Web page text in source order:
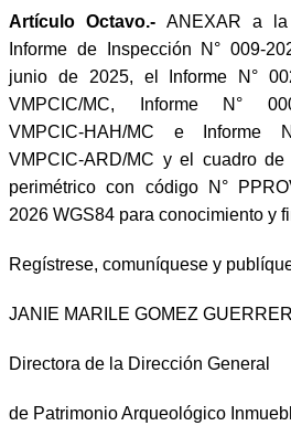
Artículo Octavo.- ANEXAR a la
Informe de Inspección N° 009-
junio de 2025, el Informe N°
VMPCIC/MC, Informe N°
VMPCIC-HAH/MC e Informe
VMPCIC-ARD/MC y el cuadro
perimétrico con código N°
2026 WGS84 para conocimiento y
Regístrese, comuníquese y
JANIE MARILE GOMEZ
Directora de la Dirección General
de Patrimonio Arqueológico